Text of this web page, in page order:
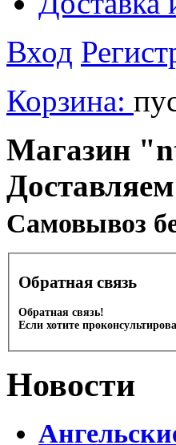
Вход
Корзина:
Магазин
Cамовывоз
Обратная связь
Обратная связь!
Если хотите
Новости